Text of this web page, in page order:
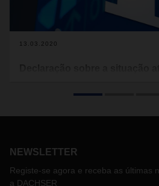
13.03.2020
medidas a serem adotadas para
estado atual das atividades
Face à situação atual, diretrizes de
NEWSLETTER
Registe-se agora e receba as últimas
a DACHSER